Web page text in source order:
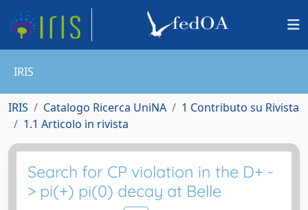
IRIS
IRIS Catalogo Ricerca UniNA
1 Contributo su Rivista
1.1 Articolo in rivista
Search for CP violation in the D+ -
> pi(+) pi(0) decay at Belle